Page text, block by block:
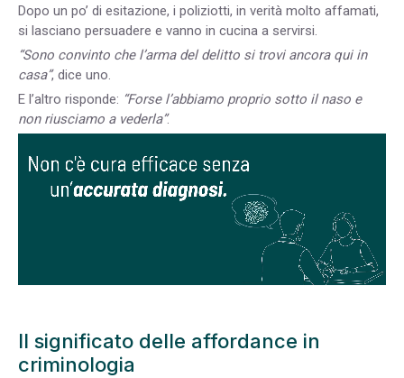
Dopo un po’ di esitazione, i poliziotti, in verità molto affamati,
si lasciano persuadere e vanno in cucina a servirsi.
“Sono convinto che l’arma del delitto si trovi ancora qui in
casa”, dice uno.
E l’altro risponde: “Forse l’abbiamo proprio sotto il naso e
non riusciamo a vederla”.
Il significato delle affordance in
criminologia